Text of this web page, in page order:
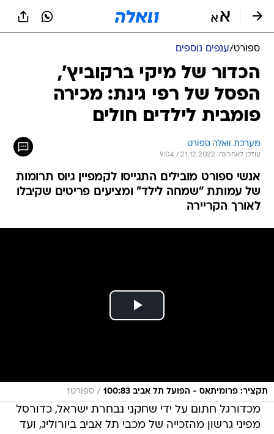
ספורט/ענפים נוספים
הכדור של מיקי ברקוביץ',
הפסל של רפי גינת: מכירה
פומבית לילדים חולים
מערכת וואלה ספורט
עודכן לאחרונה: 21.12.2022 / 9:04
אנשי ספורט מובילים התגייסו לקמפיין גיוס תרומות
של עמותת "שמחה לילד" ומציעים פריטים שקיבלו
לאורך הקריירה
תקציר: פרומיתאס - הפועל תל אביב 100:83 / ספורט1
מכדורגל חתום על ידי שחקני נבחרת ישראל, כדורסל
מפיני גרשון מהזכייה של מכבי תל אביב ביורוליג, ועד